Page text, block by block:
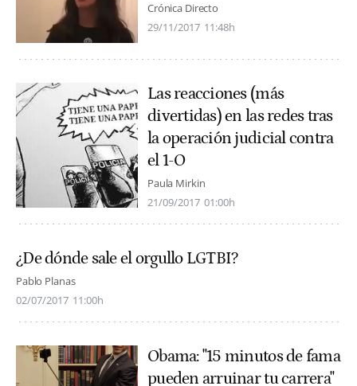
Crónica Directo
29/11/2017 11:48h
Las reacciones (más
divertidas) en las redes tras
la operación judicial contra
el 1-O
Paula Mirkin
21/09/2017 01:00h
¿De dónde sale el orgullo LGTBI?
Pablo Planas
02/07/2017 11:00h
Obama: "15 minutos de fama
pueden arruinar tu carrera"